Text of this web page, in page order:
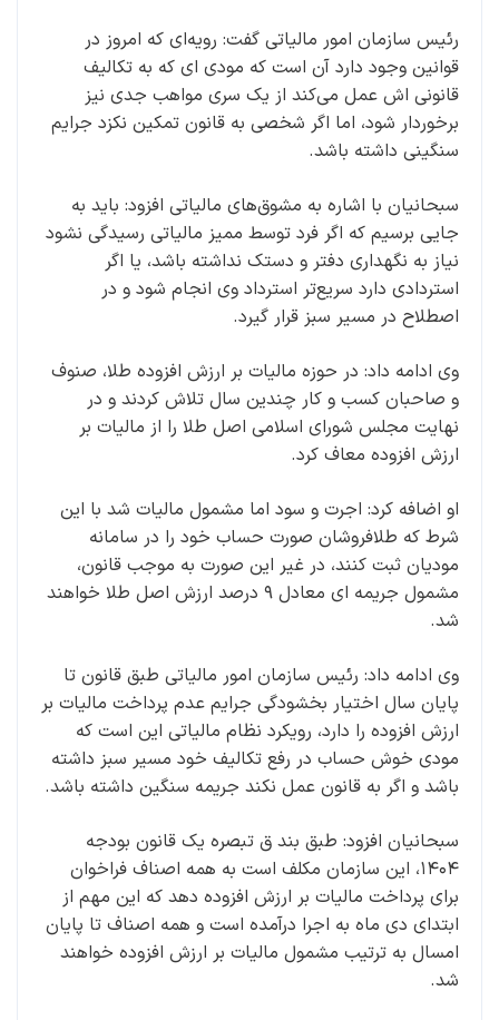
رئیس سازمان امور مالیاتی گفت: رویه‌ای که امروز در
قوانین وجود دارد آن است که مودی ای که به تکالیف
قانونی اش عمل می‌کند از یک سری مواهب جدی نیز
برخوردار شود، اما اگر شخصی به قانون تمکین نکزد جرایم
سنگینی داشته باشد.
سبحانیان با اشاره به مشوق‌های مالیاتی افزود: باید به
جایی برسیم که اگر فرد توسط ممیز مالیاتی رسیدگی نشود
نیاز به نگهداری دفتر و دستک نداشته باشد، یا اگر
استردادی دارد سریع‌تر استرداد وی انجام شود و در
اصطلاح در مسیر سبز قرار گیرد.
وی ادامه داد: در حوزه مالیات بر ارزش افزوده طلا، صنوف
و صاحبان کسب و کار چندین سال تلاش کردند و در
نهایت مجلس شورای اسلامی اصل طلا را از مالیات بر
ارزش افزوده معاف کرد.
او اضافه کرد: اجرت و سود اما مشمول مالیات شد با این
شرط که طلافروشان صورت حساب خود را در سامانه
مودیان ثبت کنند، در غیر این صورت به موجب قانون،
مشمول جریمه ای معادل ۹ درصد ارزش اصل طلا خواهند
شد.
وی ادامه داد: رئیس سازمان امور مالیاتی طبق قانون تا
پایان سال اختیار بخشودگی جرایم عدم پرداخت مالیات بر
ارزش افزوده را دارد، رویکرد نظام مالیاتی این است که
مودی خوش حساب در رفع تکالیف خود مسیر سبز داشته
باشد و اگر به قانون عمل نکند جریمه سنگین داشته باشد.
سبحانیان افزود: طبق بند ق تبصره یک قانون بودجه
۱۴۰۴، این سازمان مکلف است به همه اصناف فراخوان
برای پرداخت مالیات بر ارزش افزوده دهد که این مهم از
ابتدای دی ماه به اجرا درآمده است و همه اصناف تا پایان
امسال به ترتیب مشمول مالیات بر ارزش افزوده خواهند
شد.